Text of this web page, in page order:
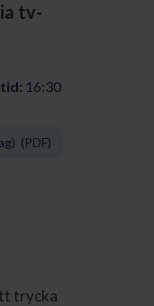
tv-
16:30
(PDF)
trycka